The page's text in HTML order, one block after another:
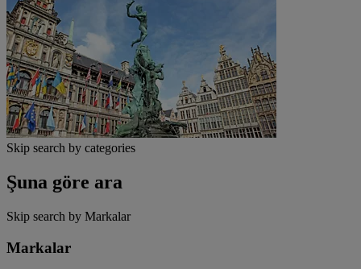
Skip search by categories
Şuna göre ara
Skip search by Markalar
Markalar